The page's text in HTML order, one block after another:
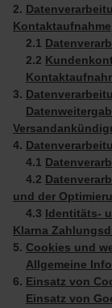
2.
Kontaktaufnahme
2.1
2.2
3.
4.
4.1
4.2
und der
4.3 Identitäts-
Klarna
5. Cookies und
Allgemeine
6. Einsatz von
Einsatz von